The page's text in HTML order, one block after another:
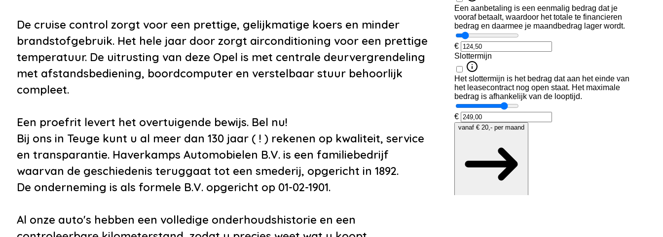
•Dakrails
Overig
•Niet in gerookt
•Zomerbanden
De cruise control zorgt voor een prettige, gelijkmatige koers en minder
brandstofgebruik. Het hele jaar door zorgt airconditioning voor een prettige
temperatuur. De uitrusting van deze Opel is met centrale deurvergrendeling
met afstandsbediening, boordcomputer en verstelbaar stuur behoorlijk
compleet.
Een proefrit levert het overtuigende bewijs. Bel nu!
Bij ons in Teuge kunt u al meer dan 130 jaar ( ! ) rekenen op kwaliteit, service
en transparantie. Haverkamps Automobielen B.V. is een familiebedrijf
waarvan de geschiedenis teruggaat tot een smederij, opgericht in 1892.
De onderneming is als formele B.V. opgericht op 01-02-1901.
Al onze auto's hebben een volledige onderhoudshistorie en een